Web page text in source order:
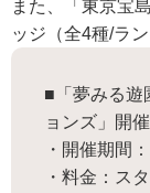
また、「東京宝
ッジ（全4種/ラ
■「夢みる遊
ョンズ」開
・開催期間
・料金：ス